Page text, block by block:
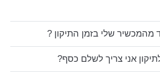
מהמכשיר שלי בזמן התיקון ?
אני צריך לשלם כסף?